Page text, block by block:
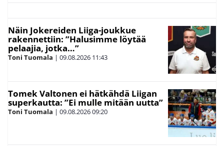
Näin Jokereiden Liiga-joukkue
rakennettiin: ”Halusimme löytää
pelaajia, jotka…”
Toni Tuomala | 09.08.2026 11:43
Tomek Valtonen ei hätkähdä Liigan
superkautta: ”Ei mulle mitään uutta”
Toni Tuomala | 09.08.202609:20